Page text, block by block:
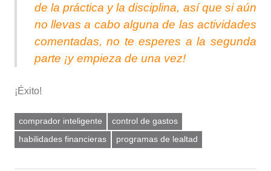
de la práctica y la disciplina, así que si aún
no llevas a cabo alguna de las actividades
comentadas, no te esperes a la segunda
parte ¡y empieza de una vez!
¡Éxito!
comprador inteligente
control de gastos
habilidades financieras
programas de lealtad